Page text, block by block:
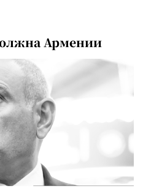
Армении